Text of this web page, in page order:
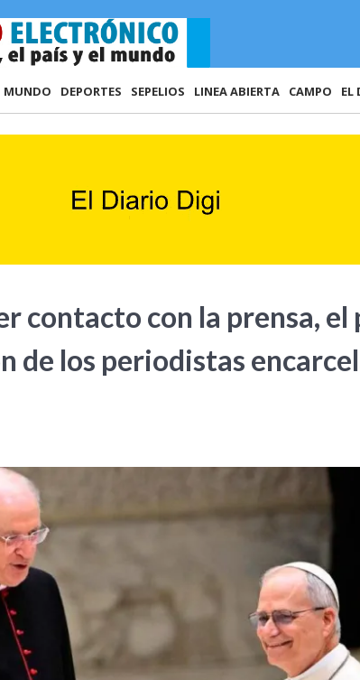
MUNDO DEPORTES SEPELIOS LINEA ABIERTA CAMPO EL
contacto con la prensa,
de los periodistas